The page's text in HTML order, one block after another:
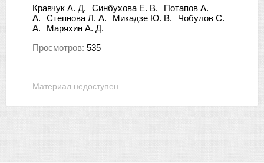
Материал недоступен
Кравчук А. Д. Синбухова Е. В.
Потапов А.
А.
Степнова Л. А. Микадзе Ю. В.
Чобулов С.
А.
Маряхин А. Д.
Просмотров: 535